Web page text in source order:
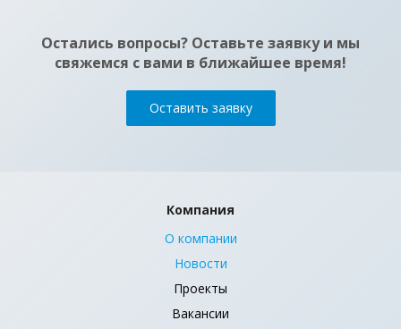
Остались вопросы? Оставьте заявку и мы
свяжемся с вами в ближайшее время!
Оставить заявку
Компания
О компании
Новости
Проекты
Вакансии